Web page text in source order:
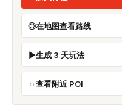
在地图查看路线
生成 3 天玩法
查看附近 POI